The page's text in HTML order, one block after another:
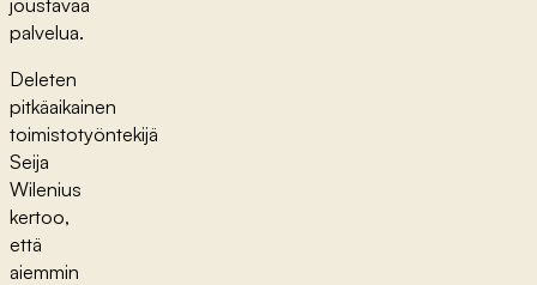
palvelua.
Deleten
pitkäaikainen
toimistotyöntekijä
Seija
Wilenius
kertoo,
että
aiemmin